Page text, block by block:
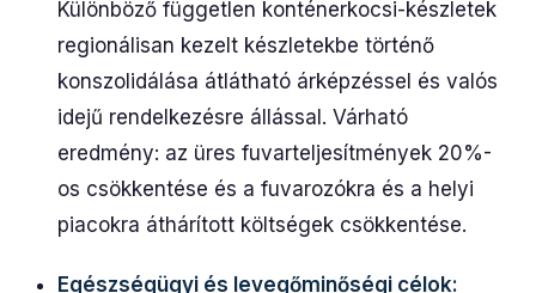
Különböző független konténerkocsi-készletek
regionálisan kezelt készletekbe történő
konszolidálása átlátható árképzéssel és valós
idejű rendelkezésre állással. Várható
eredmény: az üres fuvarteljesítmények 20%-
os csökkentése és a fuvarozókra és a helyi
piacokra áthárított költségek csökkentése.
Egészségügyi és levegőminőségi célok: